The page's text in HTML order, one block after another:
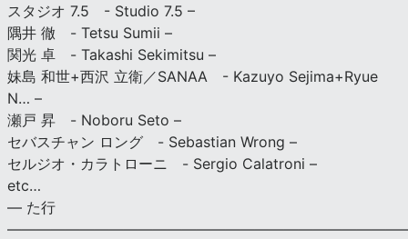
スタジオ 7.5 - Studio 7.5 –
隅井 徹 - Tetsu Sumii –
関光 卓 - Takashi Sekimitsu –
妹島 和世+西沢 立衛／SANAA - Kazuyo Sejima+Ryue
N… –
瀬戸 昇 - Noboru Seto –
セバスチャン ロング - Sebastian Wrong –
セルジオ・カラトローニ - Sergio Calatroni –
etc…
— た行